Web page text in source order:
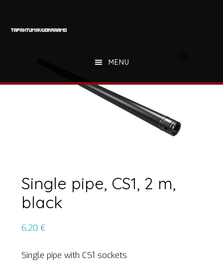
sivupalkkiin
MENU
Single pipe, CS1, 2 m,
black
6,20 €
Single pipe with CS1 sockets